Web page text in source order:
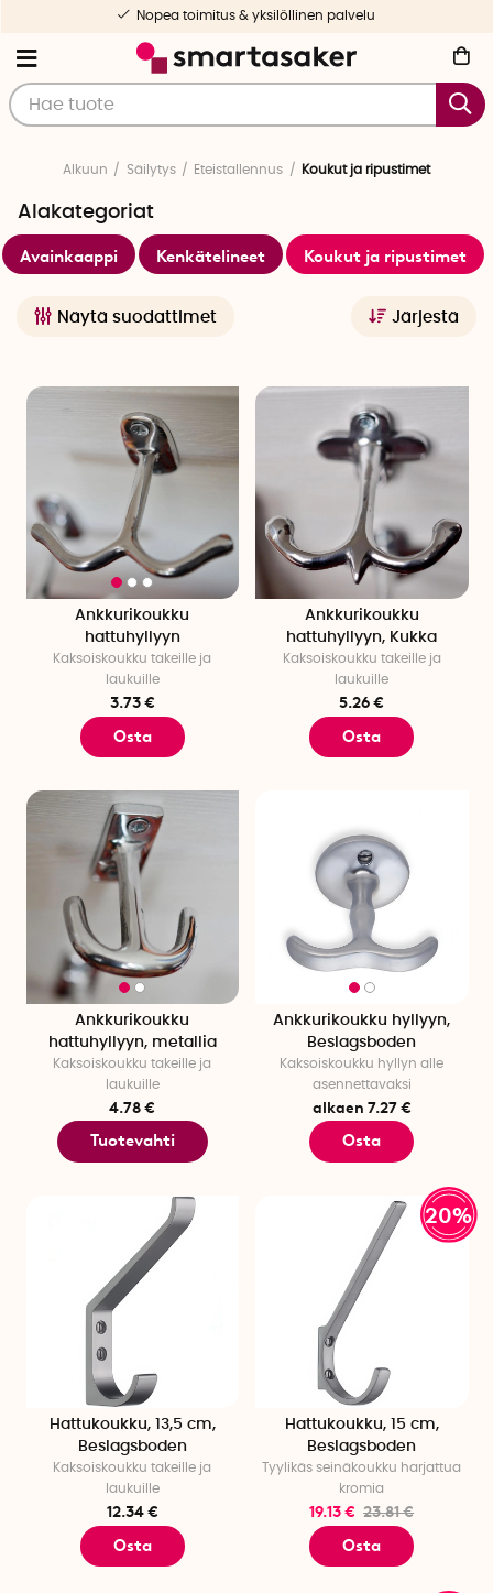
Valikoituja ja testattuja tuotteita
Alkuun Säilytys Eteistallennus Koukut ja ripustimet
Näytä suodattimet Järjestä
Alakategoriat
Avainkaappi Kenkätelineet Koukut ja ripustimet
Ankkurikoukku
hattuhyllyyn
Kaksoiskoukku takeille ja
laukuille
3.73 €
Osta
Ankkurikoukku
hattuhyllyyn, Kukka
Kaksoiskoukku takeille ja
laukuille
5.26 €
Osta
Ankkurikoukku
hattuhyllyyn, metallia
Kaksoiskoukku takeille ja
laukuille
4.78 €
Tuotevahti
Ankkurikoukku hyllyyn,
Beslagsboden
Kaksoiskoukku hyllyn alle
asennettavaksi
alkaen 7.27 €
Osta
Hattukoukku, 13,5 cm,
Beslagsboden
Kaksoiskoukku takeille ja
laukuille
12.34 €
Osta
20%
Hattukoukku, 15 cm,
Beslagsboden
Tyylikäs seinäkoukku harjattua
kromia
19.13 € 23.81 €
Osta